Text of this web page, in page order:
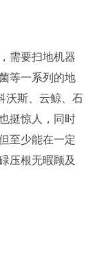
需要扫地机器
等一系列的地
沃斯、云鲸、石
挺惊人，同时
至少能在一定
压根无暇顾及